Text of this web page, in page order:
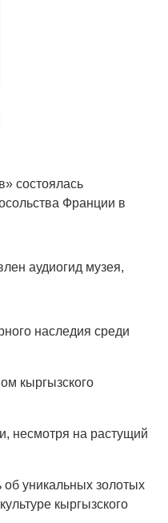
состоялась
Франции в
аудиогид музея,
наследия среди
кыргызского
несмотря на растущий
об уникальных золотых
кыргызского